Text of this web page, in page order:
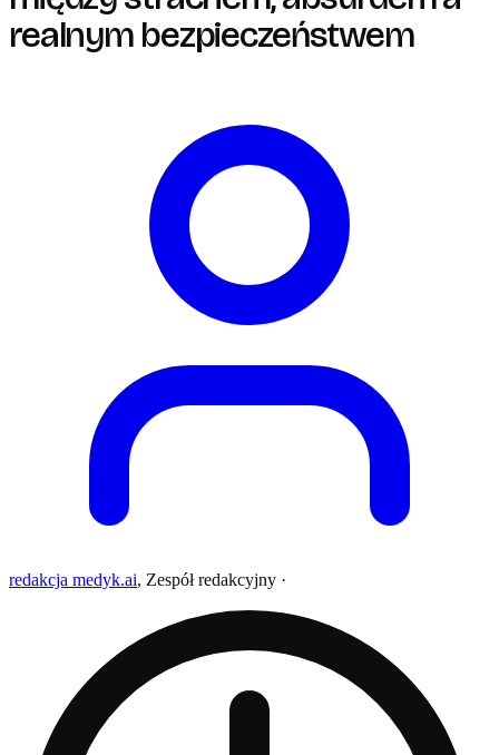
realnym bezpieczeństwem
redakcja medyk.ai, Zespół redakcyjny ·